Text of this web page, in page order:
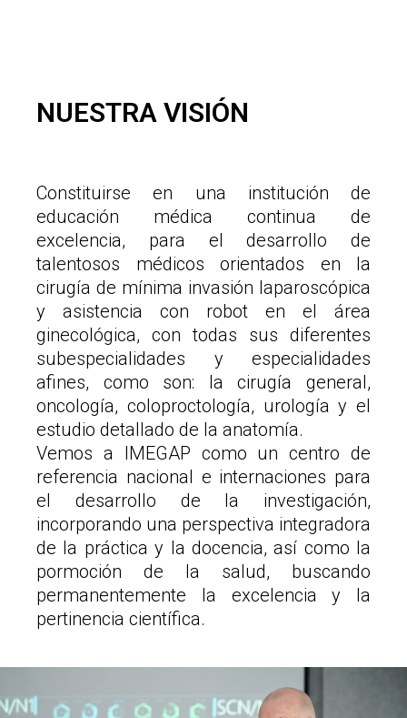
NUESTRA VISIÓN
Constituirse en una institución de
educación médica continua de
excelencia, para el desarrollo de
talentosos médicos orientados en la
cirugía de mínima invasión laparoscópica
y asistencia con robot en el área
ginecológica, con todas sus diferentes
subespecialidades y especialidades
afines, como son: la cirugía general,
oncología, coloproctología, urología y el
estudio detallado de la anatomía.
Vemos a IMEGAP como un centro de
referencia nacional e internaciones para
el desarrollo de la investigación,
incorporando una perspectiva integradora
de la práctica y la docencia, así como la
pormoción de la salud, buscando
permanentemente la excelencia y la
pertinencia científica.